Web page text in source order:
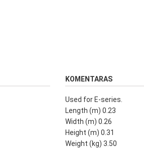
KOMENTARAS
Used for E-series.
Length (m) 0.23
Width (m) 0.26
Height (m) 0.31
Weight (kg) 3.50